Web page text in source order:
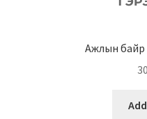
Ажлын байр